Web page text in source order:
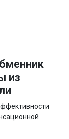
из